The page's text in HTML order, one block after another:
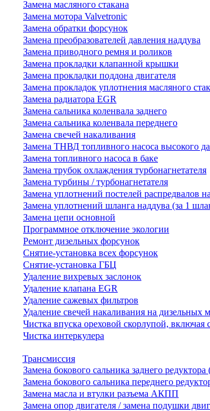
Замена масляного стакана
Замена мотора Valvetronic
Замена обратки форсунок
Замена преобразователей давления наддува
Замена приводного ремня и роликов
Замена прокладки клапанной крышки
Замена прокладки поддона двигателя
Замена прокладок уплотнения масляного
Замена радиатора EGR
Замена сальника коленвала заднего
Замена сальника коленвала переднего
Замена свечей накаливания
Замена ТНВД топливного насоса высокого
Замена топливного насоса в баке
Замена трубок охлаждения турбонагнетателя
Замена турбины / турбонагнетателя
Замена уплотнений постелей распредвалов
Замена уплотнений шланга наддува (за 1
Замена цепи основной
Программное отключение экологии
Ремонт дизельных форсунок
Снятие-установка всех форсунок
Снятие-установка ГБЦ
Удаление вихревых заслонок
Удаление клапана EGR
Удаление сажевых фильтров
Удаление свечей накаливания на дизельных
Чистка впуска ореховой скорлупой, включая
Чистка интеркулера
Трансмиссия
Замена бокового сальника заднего
Замена бокового сальника переднего
Замена масла и втулки разъема АКПП
Замена опор двигателя / замена подушки